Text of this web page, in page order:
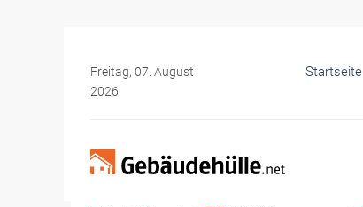
Freitag, 07. August
2026
Startseite